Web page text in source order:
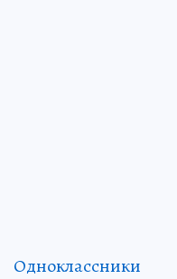
Одноклассники